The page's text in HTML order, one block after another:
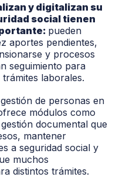
y digitalizan su
social tienen
pueden
aportes pendientes,
y procesos
seguimiento para
laborales.
de personas en
módulos como
documental que
mantener
a seguridad social y
muchos
distintos trámites.